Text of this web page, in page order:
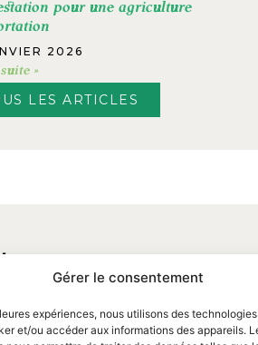
Gérer le consentement
expériences, nous utilisons des
et/ou accéder aux informations des appareils.
pour une agriculture
2026
»
LES ARTICLES